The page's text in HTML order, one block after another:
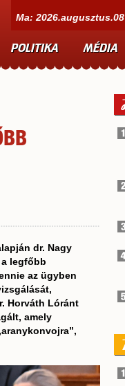
Ma: 2026.augusztus.08
POLITIKA MÉDIA
dr. Nagy
legfőbb
az ügyben
Horváth Lóránt
amely